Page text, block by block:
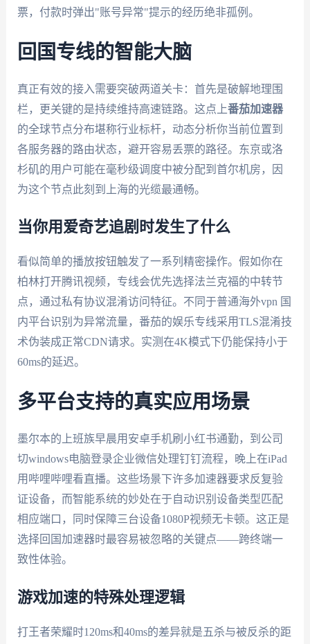
票，付款时弹出"账号异常"提示的经历绝非孤例。
回国专线的智能大脑
真正有效的接入需要突破两道关卡：首先是破解地理围
栏，更关键的是持续维持高速链路。这点上番茄加速器
的全球节点分布堪称行业标杆，动态分析你当前位置到
各服务器的路由状态，避开容易丢票的路径。东京或洛
杉矶的用户可能在毫秒级调度中被分配到首尔机房，因
为这个节点此刻到上海的光缆最通畅。
当你用爱奇艺追剧时发生了什么
看似简单的播放按钮触发了一系列精密操作。假如你在
柏林打开腾讯视频，专线会优先选择法兰克福的中转节
点，通过私有协议混淆访问特征。不同于普通海外vpn 国
内平台识别为异常流量，番茄的娱乐专线采用TLS混淆技
术伪装成正常CDN请求。实测在4K模式下仍能保持小于
60ms的延迟。
多平台支持的真实应用场景
墨尔本的上班族早晨用安卓手机刷小红书通勤，到公司
切windows电脑登录企业微信处理钉钉流程，晚上在iPad
用哔哩哔哩看直播。这些场景下许多加速器要求反复验
证设备，而智能系统的妙处在于自动识别设备类型匹配
相应端口，同时保障三台设备1080P视频无卡顿。这正是
选择回国加速器时最容易被忽略的关键点——跨终端一
致性体验。
游戏加速的特殊处理逻辑
打王者荣耀时120ms和40ms的差异就是五杀与被反杀的距